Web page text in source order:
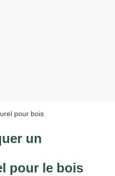
un
pour le bois